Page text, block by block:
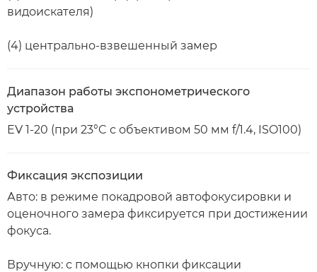
видоискателя)
(4) центрально-взвешенный замер
Диапазон работы экспонометрического
устройства
EV 1-20 (при 23°C с объективом 50 мм f/1.4, ISO100)
Фиксация экспозиции
Авто: в режиме покадровой автофокусировки и
оценочного замера фиксируется при достижении
фокуса.
Вручную: с помощью кнопки фиксации